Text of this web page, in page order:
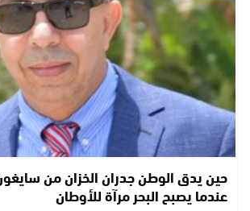
حين يدق الوطن جدران الخزان من
عندما يصبح البحر مرآة للأوطان